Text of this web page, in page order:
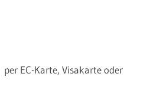
EC-Karte, Visakarte oder